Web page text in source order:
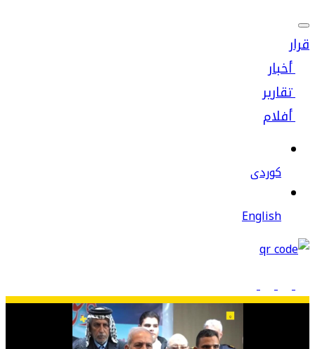
قرار
أخبار
تقارير
أفلام
كوردى
English